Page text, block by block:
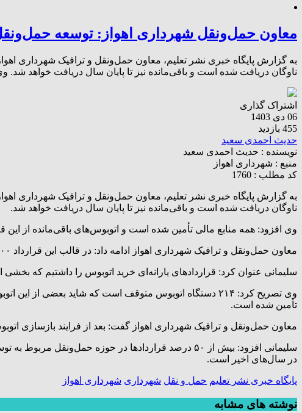
معاون حمل‌ونقل شهرداری اهواز: توسعه
ناوگان دریافت شده است و باقی‌مانده نیز تا پایان سال دریافت خواهد
اشتراک گذاری
06 دی 1403
455 بازدید
حدیث احمدی سعید
نویسنده : حدیث احمدی سعید
منبع : شهرداری اهواز
کد مطلب : 1760
ناوگان دریافت شده است و باقی‌مانده نیز تا پایان سال دریافت خواهد شد.
وی افزود: همه منابع مالی تأمین شده است و اتوبوس‌های باقی‌مانده از این
معاون حمل‌ونقل و ترافیک شهرداری اهواز ادامه داد: در قالب این قرارداد ۱۰۰ دستگاه به ناوگان حمل‌ونقل شهری اهواز اضافه شده است.
سلیمانی عنوان کرد: قراردادهای یارانه‌ای خرید اتوبوس را داشتیم که
تأمین شده است.
معاون حمل‌ونقل و ترافیک شهرداری اهواز گفت: بعد از فرایند بازسازی اتوبوس، ماهانه ۱۰ تا ۱۵ دستگاه اتوبوس
در سال‌های اخیر است.
پایگاه خبری نشر تعلیم حمل و نقل شهرداری شهرداری اهواز
نوشته های مشابه